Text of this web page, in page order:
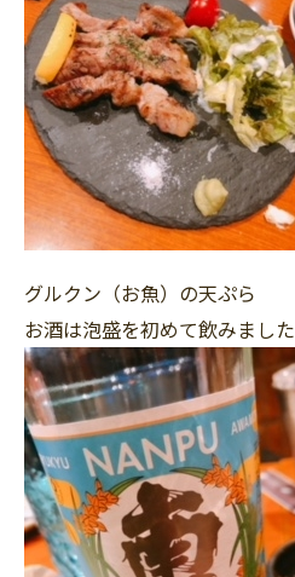
グルクン（お魚）の天ぷら
お酒は泡盛を初めて飲みました